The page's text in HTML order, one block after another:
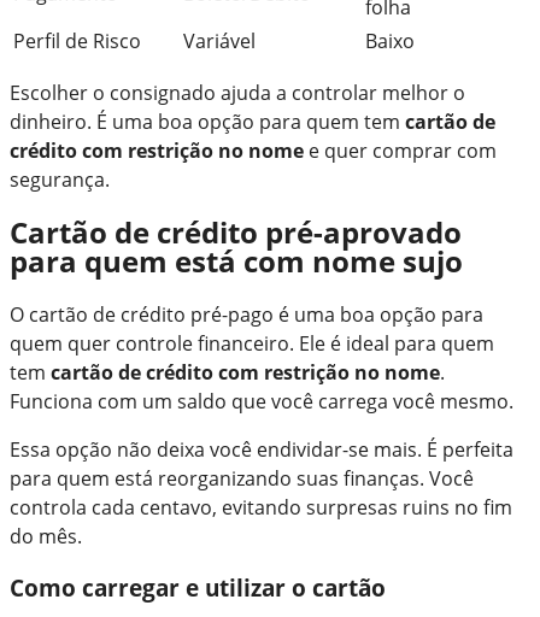
folha
Perfil de Risco
Variável
Baixo
Escolher o consignado ajuda a controlar melhor o
dinheiro. É uma boa opção para quem tem cartão de
crédito com restrição no nome e quer comprar com
segurança.
Cartão de crédito pré-aprovado
para quem está com nome sujo
O cartão de crédito pré-pago é uma boa opção para
quem quer controle financeiro. Ele é ideal para quem
tem cartão de crédito com restrição no nome.
Funciona com um saldo que você carrega você mesmo.
Essa opção não deixa você endividar-se mais. É perfeita
para quem está reorganizando suas finanças. Você
controla cada centavo, evitando surpresas ruins no fim
do mês.
Como carregar e utilizar o cartão